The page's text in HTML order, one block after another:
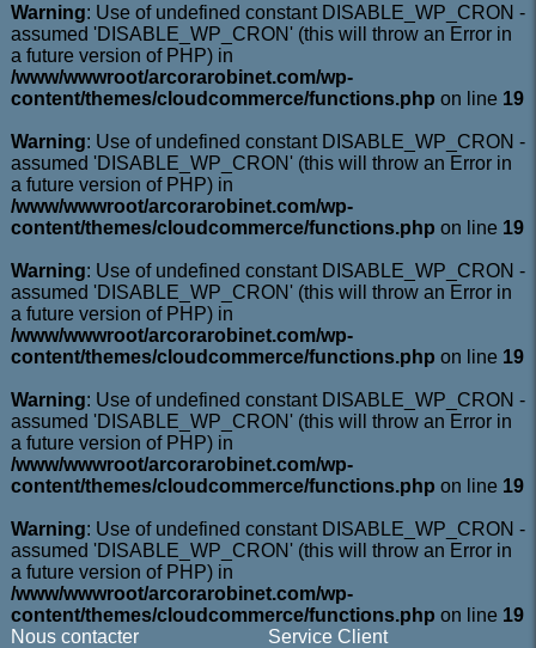
Warning: Use of undefined constant DISABLE_WP_CRON -
assumed 'DISABLE_WP_CRON' (this will throw an Error in
a future version of PHP) in
/www/wwwroot/arcorarobinet.com/wp-
content/themes/cloudcommerce/functions.php on line 19
Warning: Use of undefined constant DISABLE_WP_CRON -
assumed 'DISABLE_WP_CRON' (this will throw an Error in
a future version of PHP) in
/www/wwwroot/arcorarobinet.com/wp-
content/themes/cloudcommerce/functions.php on line 19
Warning: Use of undefined constant DISABLE_WP_CRON -
assumed 'DISABLE_WP_CRON' (this will throw an Error in
a future version of PHP) in
/www/wwwroot/arcorarobinet.com/wp-
content/themes/cloudcommerce/functions.php on line 19
Warning: Use of undefined constant DISABLE_WP_CRON -
assumed 'DISABLE_WP_CRON' (this will throw an Error in
a future version of PHP) in
/www/wwwroot/arcorarobinet.com/wp-
content/themes/cloudcommerce/functions.php on line 19
Warning: Use of undefined constant DISABLE_WP_CRON -
assumed 'DISABLE_WP_CRON' (this will throw an Error in
a future version of PHP) in
/www/wwwroot/arcorarobinet.com/wp-
content/themes/cloudcommerce/functions.php on line 19
Nous contacter
Service Client